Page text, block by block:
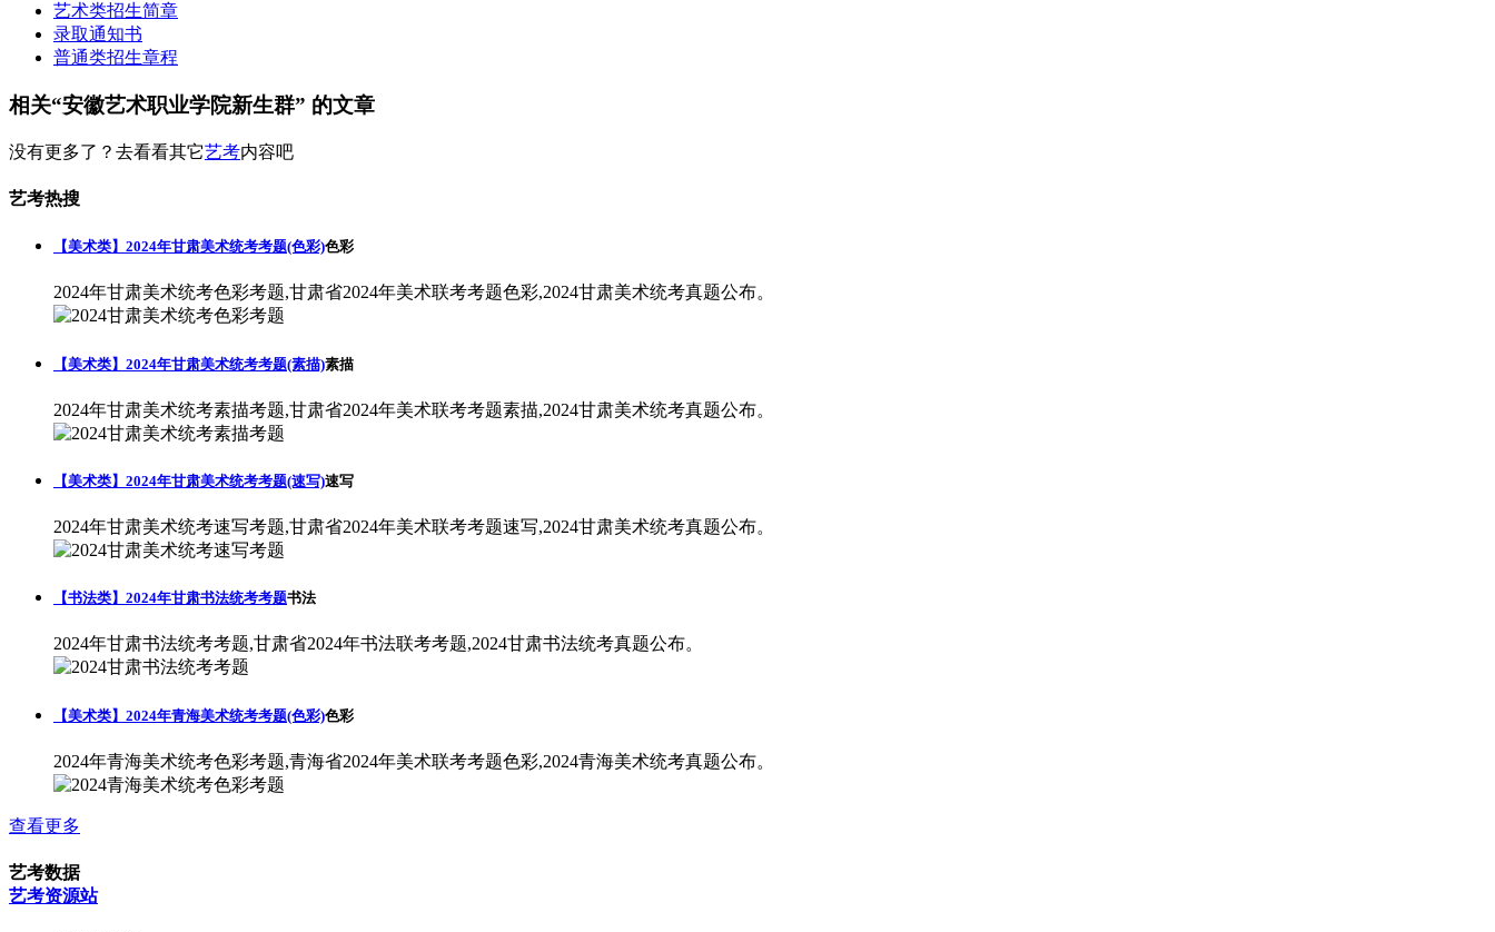
艺术类招生简章
录取通知书
普通类招生章程
相关“安徽艺术职业学院新生群” 的文章
没有更多了？去看看其它艺考内容吧
艺考热搜
【美术类】2024年甘肃美术统考考题(色彩)色彩
2024年甘肃美术统考色彩考题,甘肃省2024年美术联考考题色彩,2024甘肃美术统考真题公布。
【美术类】2024年甘肃美术统考考题(素描)素描
2024年甘肃美术统考素描考题,甘肃省2024年美术联考考题素描,2024甘肃美术统考真题公布。
【美术类】2024年甘肃美术统考考题(速写)速写
2024年甘肃美术统考速写考题,甘肃省2024年美术联考考题速写,2024甘肃美术统考真题公布。
【书法类】2024年甘肃书法统考考题书法
2024年甘肃书法统考考题,甘肃省2024年书法联考考题,2024甘肃书法统考真题公布。
【美术类】2024年青海美术统考考题(色彩)色彩
2024年青海美术统考色彩考题,青海省2024年美术联考考题色彩,2024青海美术统考真题公布。
查看更多
艺考数据
艺考资源站